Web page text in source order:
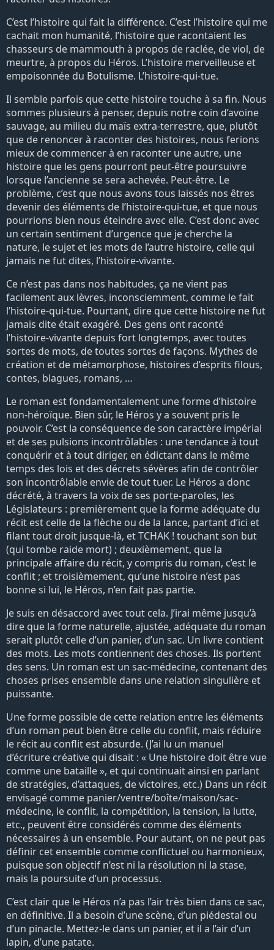
C’est l’histoire qui fait la différence. C’est l’histoire qui me
cachait mon humanité, l’histoire que racontaient les
chasseurs de mammouth à propos de raclée, de viol, de
meurtre, à propos du Héros. L’histoire merveilleuse et
empoisonnée du Botulisme. L’histoire-qui-tue.
Il semble parfois que cette histoire touche à sa fin. Nous
sommes plusieurs à penser, depuis notre coin d’avoine
sauvage, au milieu du maïs extra-terrestre, que, plutôt
que de renoncer à raconter des histoires, nous ferions
mieux de commencer à en raconter une autre, une
histoire que les gens pourront peut-être poursuivre
lorsque l’ancienne se sera achevée. Peut-être. Le
problème, c’est que nous avons tous laissés nos êtres
devenir des éléments de l’histoire-qui-tue, et que nous
pourrions bien nous éteindre avec elle. C’est donc avec
un certain sentiment d’urgence que je cherche la
nature, le sujet et les mots de l’autre histoire, celle qui
jamais ne fut dites, l’histoire-vivante.
Ce n’est pas dans nos habitudes, ça ne vient pas
facilement aux lèvres, inconsciemment, comme le fait
l’histoire-qui-tue. Pourtant, dire que cette histoire ne fut
jamais dite était exagéré. Des gens ont raconté
l’histoire-vivante depuis fort longtemps, avec toutes
sortes de mots, de toutes sortes de façons. Mythes de
création et de métamorphose, histoires d’esprits filous,
contes, blagues, romans, …
Le roman est fondamentalement une forme d’histoire
non-héroïque. Bien sûr, le Héros y a souvent pris le
pouvoir. C’est la conséquence de son caractère impérial
et de ses pulsions incontrôlables : une tendance à tout
conquérir et à tout diriger, en édictant dans le même
temps des lois et des décrets sévères afin de contrôler
son incontrôlable envie de tout tuer. Le Héros a donc
décrété, à travers la voix de ses porte-paroles, les
Législateurs : premièrement que la forme adéquate du
récit est celle de la flèche ou de la lance, partant d’ici et
filant tout droit jusque-là, et TCHAK ! touchant son but
(qui tombe raide mort) ; deuxièmement, que la
principale affaire du récit, y compris du roman, c’est le
conflit ; et troisièmement, qu’une histoire n’est pas
bonne si lui, le Héros, n’en fait pas partie.
Je suis en désaccord avec tout cela. J’irai même jusqu’à
dire que la forme naturelle, ajustée, adéquate du roman
serait plutôt celle d’un panier, d’un sac. Un livre contient
des mots. Les mots contiennent des choses. Ils portent
des sens. Un roman est un sac-médecine, contenant des
choses prises ensemble dans une relation singulière et
puissante.
Une forme possible de cette relation entre les éléments
d’un roman peut bien être celle du conflit, mais réduire
le récit au conflit est absurde. (J’ai lu un manuel
d’écriture créative qui disait : « Une histoire doit être vue
comme une bataille », et qui continuait ainsi en parlant
de stratégies, d’attaques, de victoires, etc.) Dans un récit
envisagé comme panier/ventre/boîte/maison/sac-
médecine, le conflit, la compétition, la tension, la lutte,
etc., peuvent être considérés comme des éléments
nécessaires à un ensemble. Pour autant, on ne peut pas
définir cet ensemble comme conflictuel ou harmonieux,
puisque son objectif n’est ni la résolution ni la stase,
mais la poursuite d’un processus.
C’est clair que le Héros n’a pas l’air très bien dans ce sac,
en définitive. Il a besoin d’une scène, d’un piédestal ou
d’un pinacle. Mettez-le dans un panier, et il a l’air d’un
lapin, d’une patate.